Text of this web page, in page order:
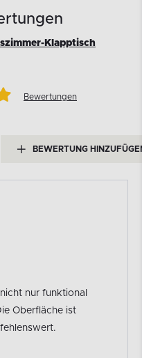
Klapptisch
Bewertungen
BEWERTUNG
nur funktional
Oberfläche ist